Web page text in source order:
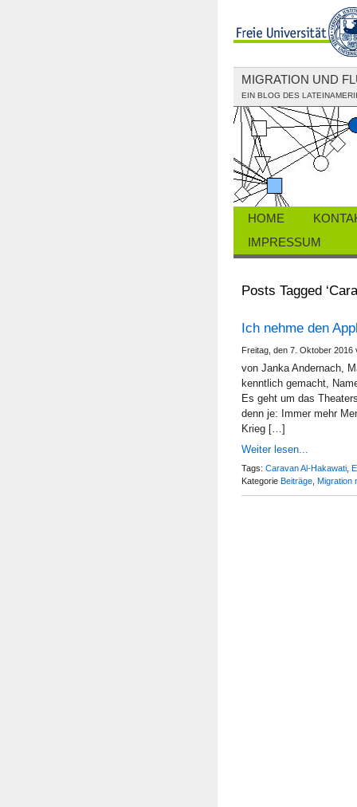
MIGRATION UND
EIN BLOG DES
HOME
IMPRESSUM
Posts Tagged
Ich nehme den
Freitag, den 7. Oktober 2016
von Janka Andernach,
kenntlich gemacht,
Es geht um das
denn je: Immer mehr
Krieg […]
Weiter lesen...
Tags: Caravan Al-Hakawati
Kategorie Beiträge Migration